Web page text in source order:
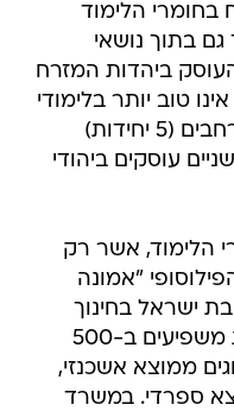
הלימוד
בתוך נושאי
ביהדות המזרח
והמצב אינו טוב יותר בלימודי
היסטוריה ומחשבת ישראל מורחבים (5 יחידות) 
עוסקים ביהודי
הלימוד, אשר רק
"אמונה
ישראל בחינוך
בממלכתי דתי, סוקר הוגי דעות משפיעים ב-500
האחרונות וכולל 160 הוגים ממוצא אשכנזי,
ספרדי. במשרד